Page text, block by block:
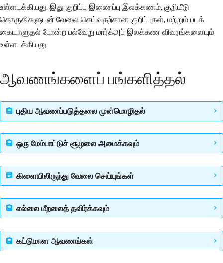
உள்ளடக்கியது. இது குறிப்பு இணைப்பு இலக்கணம், குறியீடு
தொகுதிகளுடன் வேலை செய்வதற்கான குறிப்புகள், மற்றும் படக்
கையாளுதல் போன்ற பல்வேறு மார்க்அப் இலக்கண விவரங்களையும்
உள்ளடக்கியது.
ஆவணங்களைப் பங்களித்தல்
புதிய ஆவணப்படுத்தலை முன்மொழிதல்
ஒரு மேம்பாட்டுச் சூழலை அமைக்கவும்
கிளையிலிருந்து வேலை செய்யுங்கள்
எல்லை மீறலைத் தவிர்க்கவும்
கட்டுமான ஆவணங்கள்